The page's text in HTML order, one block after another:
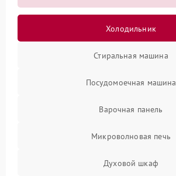
Холодильник
Стиральная машина
Посудомоечная машина
Варочная панель
Микроволновая печь
Духовой шкаф